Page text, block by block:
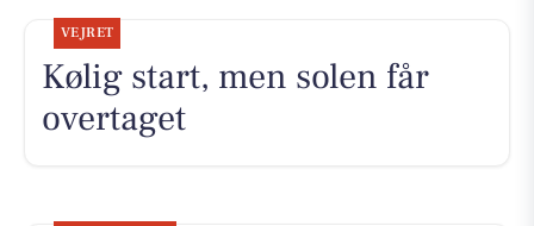
VEJRET
Kølig start, men solen får
overtaget